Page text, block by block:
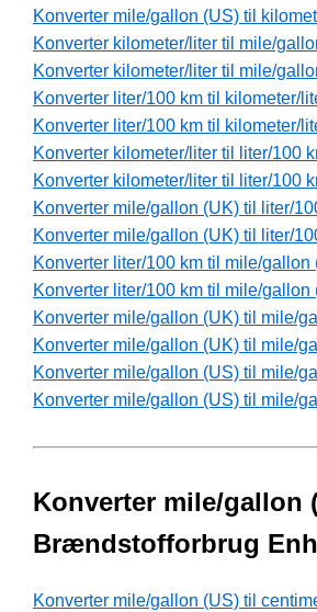
Konverter mile/gallon (US) til
Konverter kilometer/liter til mile/
Konverter kilometer/liter til mile/
Konverter liter/100 km til kilometer/
Konverter liter/100 km til kilometer/
Konverter kilometer/liter til liter/100
Konverter kilometer/liter til liter/100
Konverter mile/gallon (UK) til liter/
Konverter mile/gallon (UK) til liter/
Konverter liter/100 km til mile/gallon
Konverter liter/100 km til mile/gallon
Konverter mile/gallon (UK) til mile/
Konverter mile/gallon (UK) til mile/
Konverter mile/gallon (US) til mile/
Konverter mile/gallon (US) til mile/
Konverter mile/gallon
Brændstofforbrug
Konverter mile/gallon (US) til